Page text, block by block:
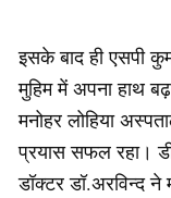
इसके बाद ही एसपी
मुहिम में अपना हाथ
मनोहर लोहिया
प्रयास सफल रहा।
डॉक्टर डॉ.अरविन्द